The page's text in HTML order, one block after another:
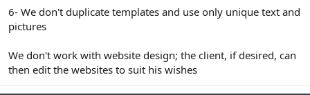
6- We don't duplicate templates and use only unique text and
pictures
We don't work with website design; the client, if desired, can
then edit the websites to suit his wishes